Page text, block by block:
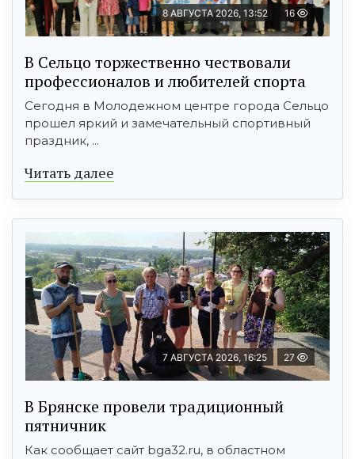
8 АВГУСТА 2026, 13:52 16
В Сельцо торжественно чествовали
профессионалов и любителей спорта
Сегодня в Молодежном центре города Сельцо
прошел яркий и замечательный спортивный
праздник, ...
Читать далее
7 АВГУСТА 2026, 16:25 27
В Брянске провели традиционный
пятничник
Как сообщает сайт bga32.ru, в областном